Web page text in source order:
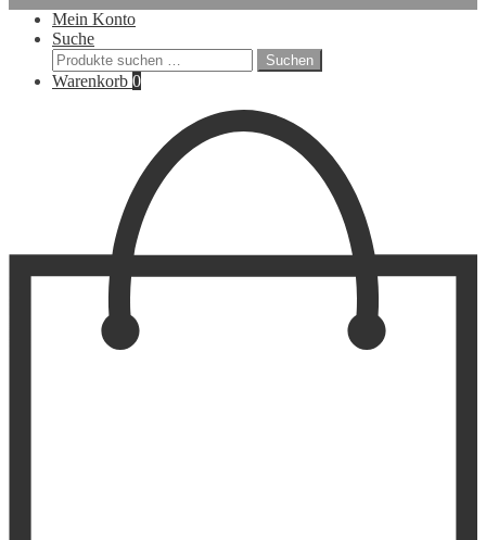
Mein Konto
Suche
Suchen
nach:
Suchen
Warenkorb 0